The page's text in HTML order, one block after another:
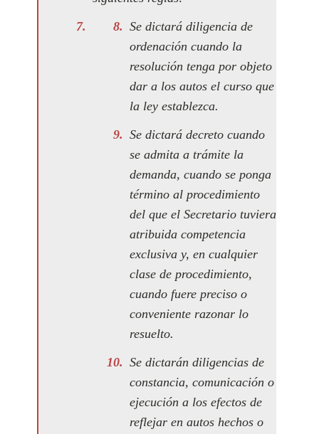
Se dictará diligencia de
ordenación cuando la
resolución tenga por objeto
dar a los autos el curso que
la ley establezca.
Se dictará decreto cuando
se admita a trámite la
demanda, cuando se ponga
término al procedimiento
del que el Secretario tuviera
atribuida competencia
exclusiva y, en cualquier
clase de procedimiento,
cuando fuere preciso o
conveniente razonar lo
resuelto.
Se dictarán diligencias de
constancia, comunicación o
ejecución a los efectos de
reflejar en autos hechos o